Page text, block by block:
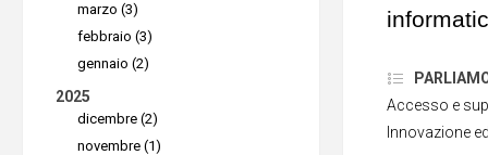
supporto
Accesso e
Innovazione
marzo (3)
febbraio (3)
gennaio (2)
2025
dicembre (2)
novembre (1)